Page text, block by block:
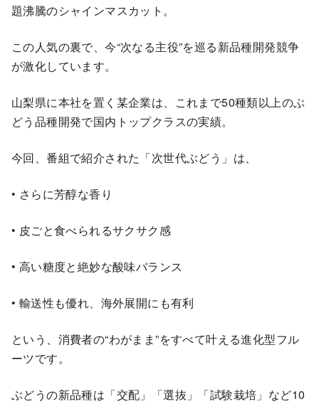
題沸騰のシャインマスカット。
この人気の裏で、今“次なる主役”を巡る新品種開発競争
が激化しています。
山梨県に本社を置く某企業は、これまで50種類以上のぶ
どう品種開発で国内トップクラスの実績。
今回、番組で紹介された「次世代ぶどう」は、
• さらに芳醇な香り
• 皮ごと食べられるサクサク感
• 高い糖度と絶妙な酸味バランス
• 輸送性も優れ、海外展開にも有利
という、消費者の“わがまま”をすべて叶える進化型フル
ーツです。
ぶどうの新品種は「交配」「選抜」「試験栽培」など10